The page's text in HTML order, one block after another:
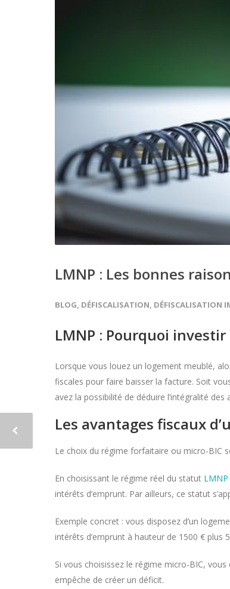
LMNP : Les bonnes
BLOG, DÉFISCALISATION, DÉFISCALISATION
LMNP : Pourquoi
Lorsque vous louez un logement meublé,
fiscales pour faire baisser la facture. Soit
avez la possibilité de déduire l’intégralité
Les avantages fiscaux
Le choix du régime forfaitaire ou micro-BIC
En choisissant le régime réel du statut LMNP
intérêts d’emprunt. Par ailleurs, ce statut
Exemple concret : vous disposez d’un
intérêts d’emprunt à hauteur de 1500 € plus
Si vous choisissez le régime micro-BIC,
empêche de créer un déficit.